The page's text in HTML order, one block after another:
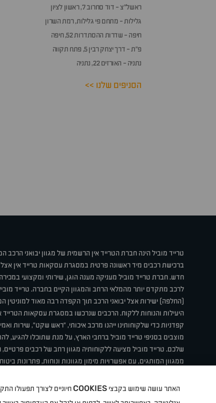
ראשל״צ - דוד סחרוב 7, ראשון לציון
גלילות - מתחם פי גלילות, רמת השרון
חיפה - שדרות ההסתדרות 52, חיפה
פ״ת - דרך יצחק רבין 5, פתח תקווה
נתניה - האורזים 22, נתניה
הסניפים שלנו >>
טרייד מוביל הינה חברת הטרייד אין הרשמית של מגוון יבואני הרכב
ברכישת רכבים מיד ראשונה פרטית במסגרת עסקאות טרייד אין
חדש. חברת טרייד מוביל מעניקה מענה הוגן, שירותי ומקצועי
לרכב מתקדם יותר מהמלאי הרחב והמגוון הקיים בחברה. טרייד
(החלפה) ישירות אצל יבואני הרכב תוך הקפדה רבה מאוד למוניטין
היעילות והנוחות ללקוח. הרכבים שנרכשו במסגרת עסקאות הטרייד
קפדניות כדי שלקוחותינו ייהנו מרכב איכותי, "ראש שקט", שירות
מוצבים בסניפי טרייד מוביל ברחבי הארץ, על מנת שתוכלו
שלכם. טרייד מוביל מציעה ללקוחותיה מגוון רחב של רכבים
ממגוון המותגים, עם אפשרויות מימון מגוונות ונוחות, פתרונות
האתר עושה שימוש בקבצי COOKIESחיוניים לצורך תפעולו